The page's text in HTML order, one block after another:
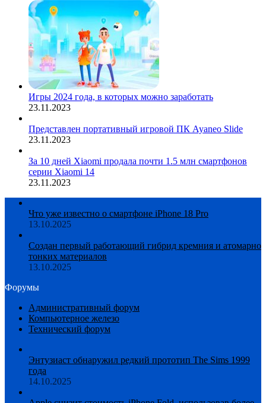
Игры 2024 года, в которых можно заработать
23.11.2023
Представлен портативный игровой ПК Ayaneo Slide
23.11.2023
За 10 дней Xiaomi продала почти 1.5 млн смартфонов
серии Xiaomi 14
23.11.2023
Что уже известно о смартфоне iPhone 18 Pro
13.10.2025
Создан первый работающий гибрид кремния и атомарно
тонких материалов
13.10.2025
Форумы
Административный форум
Компьютерное железо
Технический форум
Энтузиаст обнаружил редкий прототип The Sims 1999
года
14.10.2025